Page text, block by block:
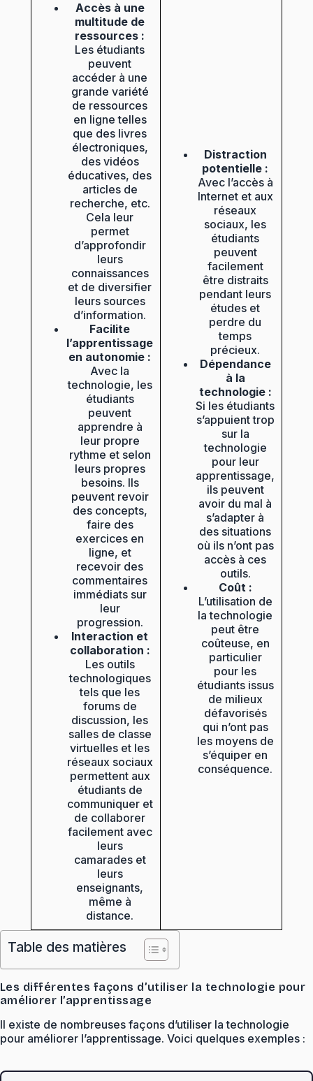
Accès à une
multitude de
ressources :
Les étudiants
peuvent
accéder à une
grande variété
de ressources
en ligne telles
que des livres
électroniques,
des vidéos
éducatives, des
articles de
recherche, etc.
Cela leur
permet
d’approfondir
leurs
connaissances
et de diversifier
leurs sources
d’information.
Facilite
l’apprentissage
en autonomie :
Avec la
technologie, les
étudiants
peuvent
apprendre à
leur propre
rythme et selon
leurs propres
besoins. Ils
peuvent revoir
des concepts,
faire des
exercices en
ligne, et
recevoir des
commentaires
immédiats sur
leur
progression.
Interaction et
collaboration :
Les outils
technologiques
tels que les
forums de
discussion, les
salles de classe
virtuelles et les
réseaux sociaux
permettent aux
étudiants de
communiquer et
de collaborer
facilement avec
leurs
camarades et
leurs
enseignants,
même à
distance.
Distraction
potentielle :
Avec l’accès à
Internet et aux
réseaux
sociaux, les
étudiants
peuvent
facilement
être distraits
pendant leurs
études et
perdre du
temps
précieux.
Dépendance
à la
technologie :
Si les étudiants
s’appuient trop
sur la
technologie
pour leur
apprentissage,
ils peuvent
avoir du mal à
s’adapter à
des situations
où ils n’ont pas
accès à ces
outils.
Coût :
L’utilisation de
la technologie
peut être
coûteuse, en
particulier
pour les
étudiants issus
de milieux
défavorisés
qui n’ont pas
les moyens de
s’équiper en
conséquence.
Table des matières
Les différentes façons d’utiliser la technologie pour
améliorer l’apprentissage
Il existe de nombreuses façons d’utiliser la technologie
pour améliorer l’apprentissage. Voici quelques exemples :